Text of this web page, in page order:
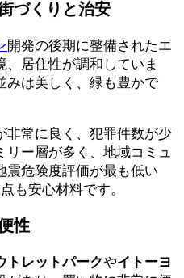
づくりと治安
開発の後期に整備されたエ
、居住性が調和していま
みは美しく、緑も豊かで
非常に良く、犯罪件数が少
リー層が多く、地域コミュ
震危険度評価が最も低い
も安心材料です。
性
トレットパークやイトーヨ